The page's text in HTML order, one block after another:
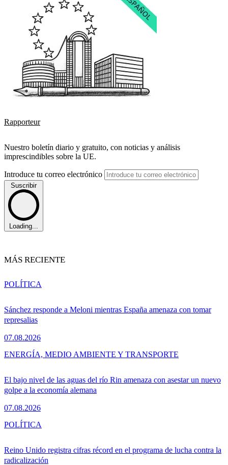
Rapporteur
Nuestro boletín diario y gratuito, con noticias y análisis
imprescindibles sobre la UE.
Introduce tu correo electrónico
Suscribir
Loading...
MÁS RECIENTE
Sánchez responde a Meloni mientras España amenaza con tomar
represalias
07.08.2026
POLÍTICA
El bajo nivel de las aguas del río Rin amenaza con asestar un nuevo
golpe a la economía alemana
07.08.2026
ENERGÍA, MEDIO AMBIENTE Y TRANSPORTE
Reino Unido registra cifras récord en el programa de lucha contra la
radicalización
POLÍTICA